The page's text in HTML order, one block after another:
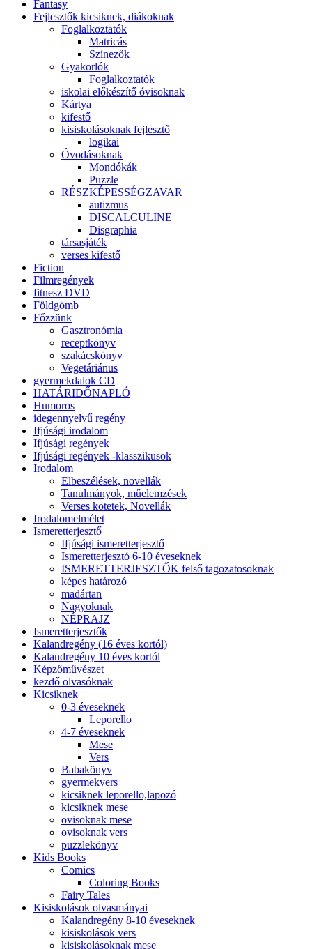
Fantasy
Fejlesztők kicsiknek, diákoknak
Foglalkoztatók
Matricás
Színezők
Gyakorlók
Foglalkoztatók
iskolai előkészítő óvisoknak
Kártya
kifestő
kisiskolásoknak fejlesztő
logikai
Óvodásoknak
Mondókák
Puzzle
RÉSZKÉPESSÉGZAVAR
autizmus
DISCALCULINE
Disgraphia
társasjáték
verses kifestő
Fiction
Filmregények
fitnesz DVD
Földgömb
Főzzünk
Gasztronómia
receptkönyv
szakácskönyv
Vegetáriánus
gyermekdalok CD
HATÁRIDŐNAPLÓ
Humoros
idegennyelvű regény
Ifjúsági irodalom
Ifjúsági regények
Ifjúsági regények -klasszikusok
Irodalom
Elbeszélések, novellák
Tanulmányok, műelemzések
Verses kötetek, Novellák
Irodalomelmélet
Ismeretterjesztő
Ifjúsági ismeretterjesztő
Ismeretterjesztó 6-10 éveseknek
ISMERETTERJESZTŐK felső tagozatosoknak
képes határozó
madártan
Nagyoknak
NÉPRAJZ
Ismeretterjesztők
Kalandregény (16 éves kortól)
Kalandregény 10 éves kortól
Képzőművészet
kezdő olvasóknak
Kicsiknek
0-3 éveseknek
Leporello
4-7 éveseknek
Mese
Vers
Babakönyv
gyermekvers
kicsiknek leporello,lapozó
kicsiknek mese
ovisoknak mese
ovisoknak vers
puzzlekönyv
Kids Books
Comics
Coloring Books
Fairy Tales
Kisiskolások olvasmányai
Kalandregény 8-10 éveseknek
kisiskolások vers
kisiskolásoknak mese